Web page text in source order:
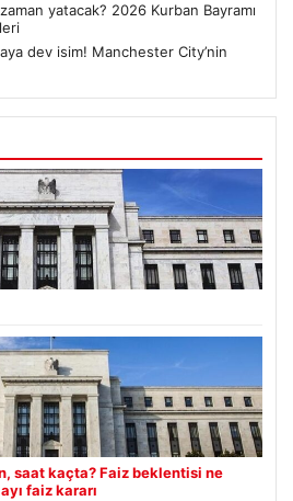
yatacak? 2026 Kurban Bayramı
dev isim! Manchester City’nin
saat kaçta? Faiz beklentisi ne
faiz kararı